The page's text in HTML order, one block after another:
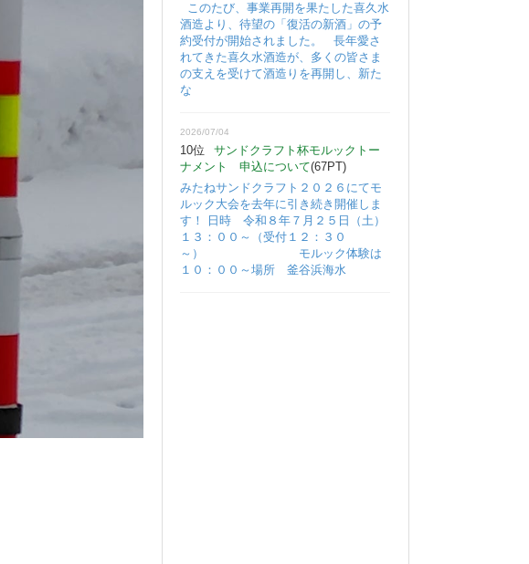
このたび、事業再開を果たした喜久水
酒造より、待望の「復活の新酒」の予
約受付が開始されました。 長年愛さ
れてきた喜久水酒造が、多くの皆さま
の支えを受けて酒造りを再開し、新た
な
2026/07/04
10位
サンドクラフト杯モルックトー
ナメント 申込について(67PT)
みたねサンドクラフト２０２６にてモ
ルック大会を去年に引き続き開催しま
す！ 日時 令和８年７月２５日（土）
１３：００～（受付１２：３０
～） モルック体験は
１０：００～場所 釜谷浜海水